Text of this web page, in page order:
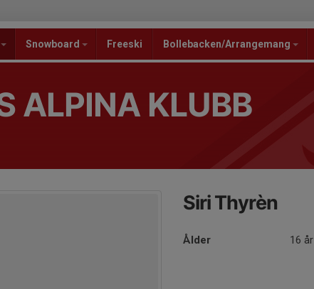
Snowboard Freeski Bollebacken/Arrangemang
ALPINA KLUBB
Siri Thyrèn
Ålder 16 år